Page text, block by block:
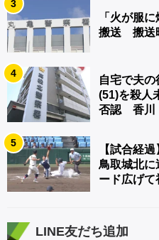
3
「火が服
搬送 搬送
4
自宅で夫
(51)を殺人
否認 香川
5
【試合経
鳥取城北
ード広げて
LINE友だち追加